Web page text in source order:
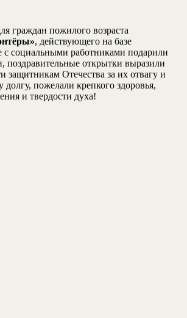
граждан пожилого возраста
, действующего на базе
с социальными работниками подарили
открытки выразили
защитникам Отечества за их отвагу и
долгу, пожелали крепкого здоровья,
и твердости духа!